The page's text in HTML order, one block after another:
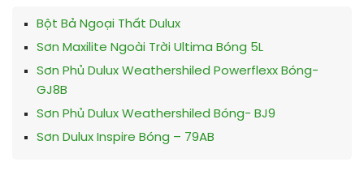
Bột Bả Ngoại Thất Dulux
Sơn Maxilite Ngoài Trời Ultima Bóng 5L
Sơn Phủ Dulux Weathershiled Powerflexx Bóng-
GJ8B
Sơn Phủ Dulux Weathershiled Bóng- BJ9
Sơn Dulux Inspire Bóng – 79AB